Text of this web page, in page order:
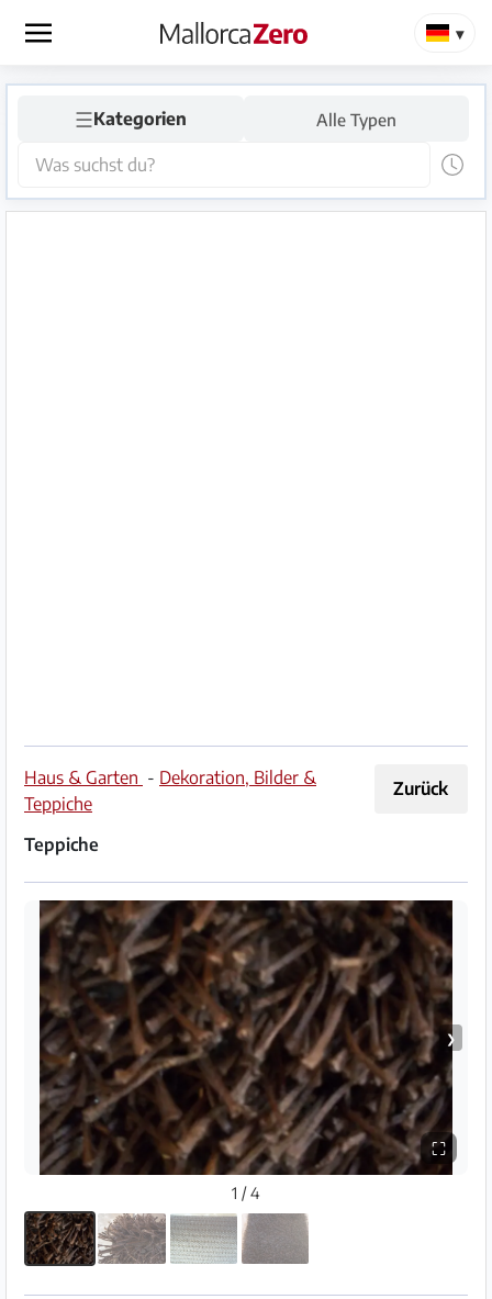
×
Startseite
Anzeige
aufgeben
Hilfe
&
☰Kategorien Alle Typen
Zurück
Haus & Garten - Dekoration, Bilder &
Teppiche
Teppiche
❯
⛶
1 / 4